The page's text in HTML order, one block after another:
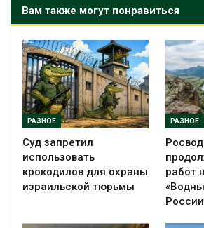
Вам также могут понравиться
РАЗНОЕ
Суд запретил
использовать
крокодилов для охраны
израильской тюрьмы
РАЗНОЕ
работ